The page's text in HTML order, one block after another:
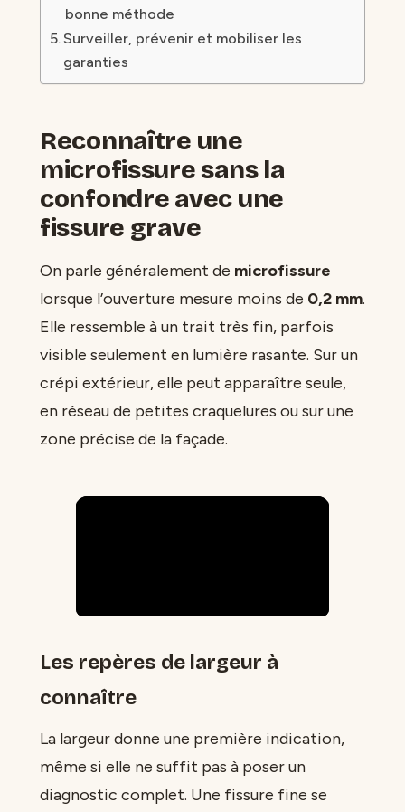
bonne méthode
Surveiller, prévenir et mobiliser les
garanties
Reconnaître une
microfissure sans la
confondre avec une
fissure grave
On parle généralement de microfissure
lorsque l’ouverture mesure moins de 0,2 mm.
Elle ressemble à un trait très fin, parfois
visible seulement en lumière rasante. Sur un
crépi extérieur, elle peut apparaître seule,
en réseau de petites craquelures ou sur une
zone précise de la façade.
Les repères de largeur à
connaître
La largeur donne une première indication,
même si elle ne suffit pas à poser un
diagnostic complet. Une fissure fine se